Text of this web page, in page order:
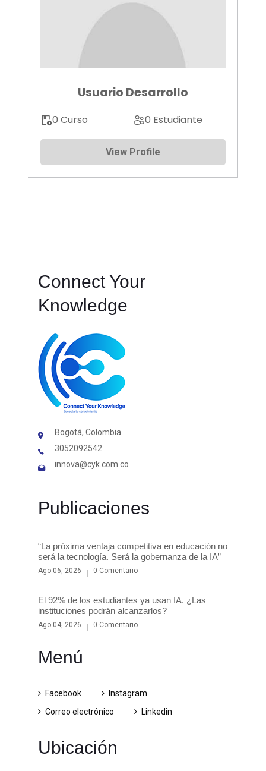
Usuario Desarrollo
0 Curso 0 Estudiante
View Profile
Connect Your
Knowledge
Bogotá, Colombia
3052092542
innova@cyk.com.co
Publicaciones
“La próxima ventaja competitiva en educación no
será la tecnología. Será la gobernanza de la IA”
Ago 06, 2026 0 Comentario
El 92% de los estudiantes ya usan IA. ¿Las
instituciones podrán alcanzarlos?
Ago 04, 2026 0 Comentario
Menú
Facebook
Instagram
Correo electrónico
Linkedin
Ubicación